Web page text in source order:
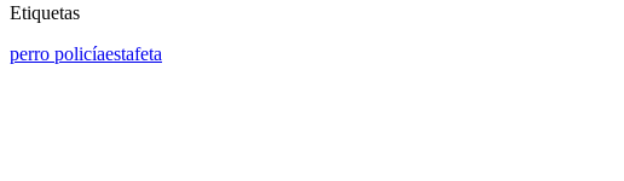
Etiquetas
perro policíaestafeta